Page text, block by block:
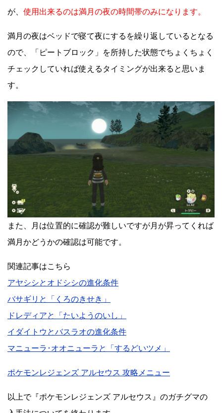
が、 使用出来るのは満月の夜の時間帯のみになります。
満月の夜はベッドで寝て夜にするを繰り返しているとなる
ので、「ピートブロック」を所持した状態でちょくちょく
チェックしていれば使えるタイミングが出来ると思いま
す。
また、月は位置的に確認が難しいですが月が昇ってくれば
満月かどうかの確認は可能です。
関連記事はこちら
アヤシシとオドシシの進化条件
バサギリと「くろのきせき」
ドレディアと「たいようのいし」
イダイトウとバスラオの進化条件
マニューラ･オオニューラと「するどいツメ」
ポケモンレジェンズ アルセウス 攻略メニュー
以上で『ポケモンレジェンズ アルセウス』のガチグマの